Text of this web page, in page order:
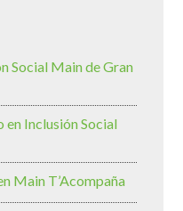
Social Main de Gran
Inclusión Social
Main T’Acompaña